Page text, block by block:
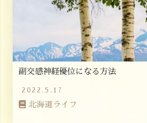
副交感神経優位になる方法
2022.5.17
北海道ライフ